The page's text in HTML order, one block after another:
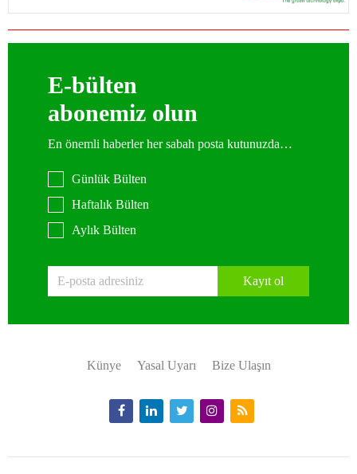
E-bülten
abonemiz olun
En önemli haberler her sabah posta kutunuzda…
Günlük Bülten
Haftalık Bülten
Aylık Bülten
Kayıt ol
Künye Yasal Uyarı Bize Ulaşın